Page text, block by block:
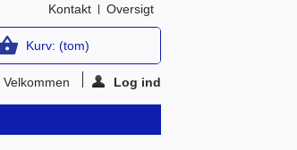
Kontakt Oversigt
Kurv: (tom)
Velkommen Log ind